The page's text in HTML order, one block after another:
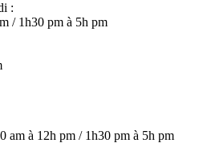
:
/ 1h30 pm à 5h pm
am à 12h pm / 1h30 pm à 5h pm